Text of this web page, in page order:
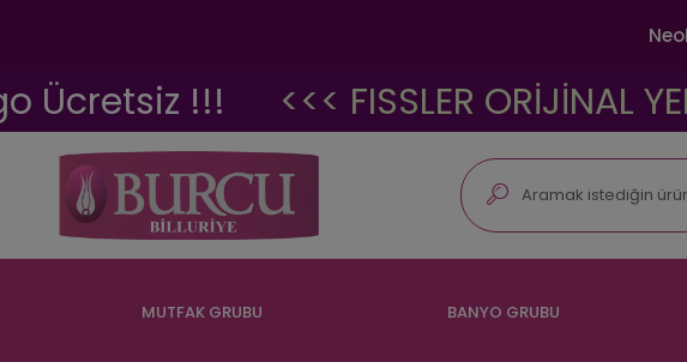
!!! <<< FISSLER ORİJİNAL
MUTFAK GRUBU BANYO GRUBU